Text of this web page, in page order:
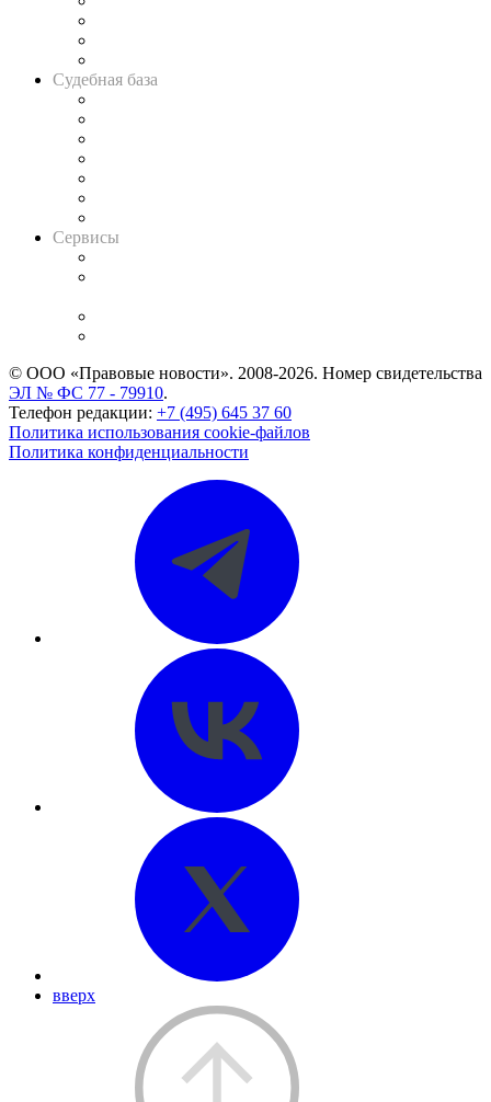
Судебная база
Сервисы
© ООО «Правовые новости». 2008-2026. Номер свидетельства
ЭЛ № ФС 77 - 79910.
Телефон редакции: +7 (495) 645 37 60
Политика использования cookie-файлов
Политика конфиденциальности
вверх